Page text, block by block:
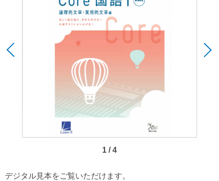
1 / 4
デジタル見本をご覧いただけます。